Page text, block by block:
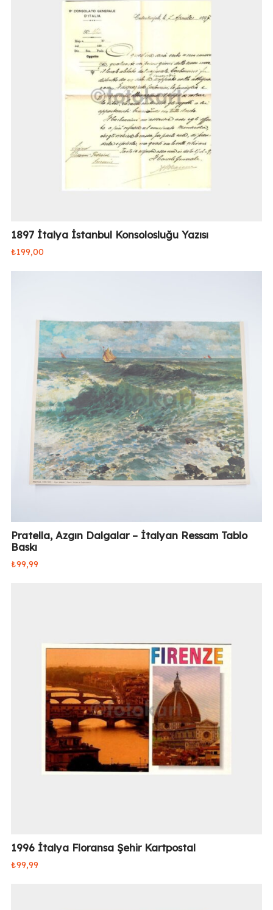
1897 İtalya İstanbul Konsolosluğu Yazısı
₺199,00
Pratella, Azgın Dalgalar – İtalyan Ressam Tablo
Baskı
₺99,99
1996 İtalya Floransa Şehir Kartpostal
₺99,99